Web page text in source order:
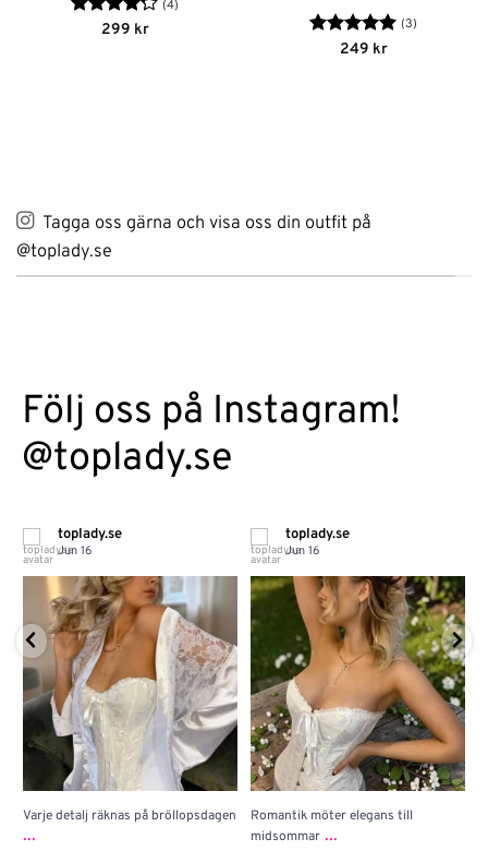
Betygsatt
(4)
299 kr
Betygsatt5
(3)
249 kr
Tagga oss gärna och visa oss din outfit på
@toplady.se
Följ oss på Instagram!
@toplady.se
toplady.se
Jun 16
Varje detalj räknas på bröllopsdagen
...
toplady.se
Jun 16
Romantik möter elegans till
midsommar ...